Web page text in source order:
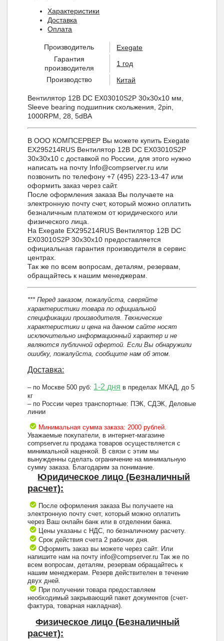
Характеристики
Доставка
Оплата
Производитель
Exegate
Гарантия
производителя
1 год
Производство Китай
Вентилятор 12B DC EX03010S2P 30x30x10 мм,
Sleeve bearing подшипник скольжения, 2pin,
1000RPM, 28, 5dBA
В ООО КОМПСЕРВЕР Вы можете купить Exegate
EX295214RUS Вентилятор 12B DC EX03010S2P
30x30x10 с доставкой по России, для этого нужно
написать на почту Info@compserver.ru или
позвонить по телефону +7 (495) 223-13-47 или
оформить заказ через сайт.
После оформления заказа Вы получаете на
электронную почту счет, который можно оплатить
безналичным платежом от юридического или
физического лица.
На Exegate EX295214RUS Вентилятор 12B DC
EX03010S2P 30x30x10 предоставляется
официальная гарантия производителя в сервис
центрах.
Так же по всем вопросам, деталям, резервам,
обращайтесь к нашим менеджерам.
*** Перед заказом, пожалуйста, сверяйте
характеристики товара по официальной
спецификации производителя. Технические
характеристики и цена на данном сайте носят
исключительно информационный характер и не
являются публичной офертой. Если Вы обнаружили
ошибку, пожалуйста, сообщите нам об этом.
Доставка:
– по Москве 500 руб: 1-2 дня в пределах МКАД, до 5
кг
– по России через транспортные: ПЭК, СДЭК, Деловые
линии
Минимальная сумма заказа: 2000 рублей.
Уважаемые покупатели, в интернет-магазине
compserver.ru продажа товаров осуществляется с
минимальной наценкой. В связи с этим мы
вынужденны сделать ограничение на минимальную
сумму заказа. Благодарим за понимание.
Юридическое лицо (Безналичный
расчет):
После оформления заказа Вы получаете на
электронную почту счет, который можно оплатить
через Ваш онлайн банк или в отделении банка.
Цены указаны с НДС, по безналичному расчету.
Срок действия счета 2 рабочих дня.
Оформить заказ вы можете через сайт. Или
напишите нам на почту info@compserver.ru Так же по
всем вопросам, деталям, резервам обращайтесь к
нашим менеджерам. Резерв действителен в течение
двух дней.
При получении товара предоставляем
необходимый закрывающий пакет документов (счет-
фактура, товарная накладная).
Физическое лицо (Безналичный
расчет):